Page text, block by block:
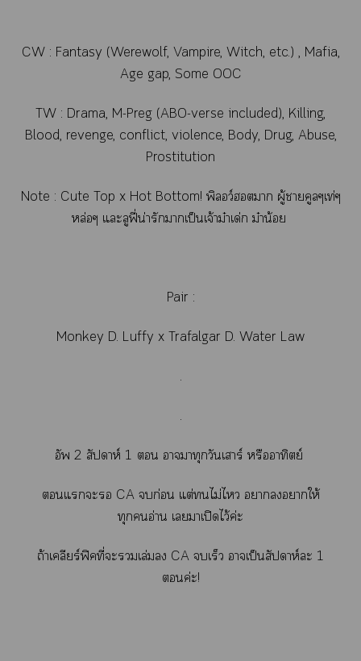
CW : Fantasy (Werewolf, Vampire, Witch, etc.) , Mafia,
Age gap, Some OOC
TW : Drama, M-Preg (ABO-verse included), Killing,
Blood, revenge, conflict, violence, Body, Drug, Abuse,
Prostitution
Note : Cute Top x Hot Bottom! พิลอว์ฮอาก ผู้าคูลๆเท่ๆ
หล่อๆ แะลูฟี่น่ารักาเป็นเจ้าม๋าเด่ก ม๋าน้อย
Pair :
Monkey D. Luffy x Trafalgar D. Water Law
.
.
อัพ 2 สัปดาห์ 1  ามาทุกวันเสาร์ หรืออาทิตย์
แะ CA ก่อน แต่ไม่ไ าาให้
ทุกอ่าน เาเปิดไว้ค่ะ
ถ้าเคลียร์ฟิคที่ะเล่ม CA เร็ว าเป็นสัปดาห์ะ 1
ค่ะ!